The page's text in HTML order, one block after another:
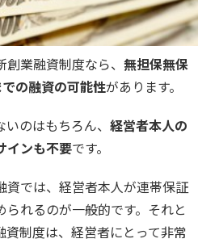
業融資制度なら、 無担保無保
の融資の可能性があります。
のはもちろん、 経営者本人の
インも不要です。
資では、経営者本人が連帯保証
られるのが一般的です。それと
資制度は、経営者にとって非常